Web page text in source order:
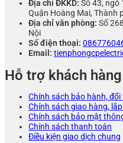
Địa chỉ ĐKKD: Số 43, ngõ
Quận Hoàng Mai, Thành
Địa chỉ văn phòng: Số
Nội
Số điện thoại:
Email:
Hỗ trợ khách hàng
Chính sách bảo hành, đổi
Chính sách giao hàng,
Chính sách bảo mật
Chính sách thanh toán
Điều kiện giao dịch chung